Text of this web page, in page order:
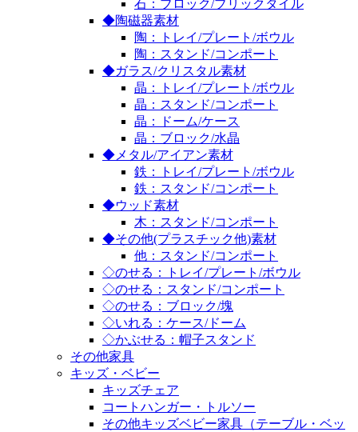
石：ブロック/ブリックタイル
◆陶磁器素材
陶：トレイ/プレート/ボウル
陶：スタンド/コンポート
◆ガラス/クリスタル素材
晶：トレイ/プレート/ボウル
晶：スタンド/コンポート
晶：ドーム/ケース
晶：ブロック/水晶
◆メタル/アイアン素材
鉄：トレイ/プレート/ボウル
鉄：スタンド/コンポート
◆ウッド素材
木：スタンド/コンポート
◆その他(プラスチック他)素材
他：スタンド/コンポート
◇のせる：トレイ/プレート/ボウル
◇のせる：スタンド/コンポート
◇のせる：ブロック/塊
◇いれる：ケース/ドーム
◇かぶせる：帽子スタンド
その他家具
キッズ・ベビー
キッズチェア
コートハンガー・トルソー
その他キッズベビー家具（テーブル・ベッ